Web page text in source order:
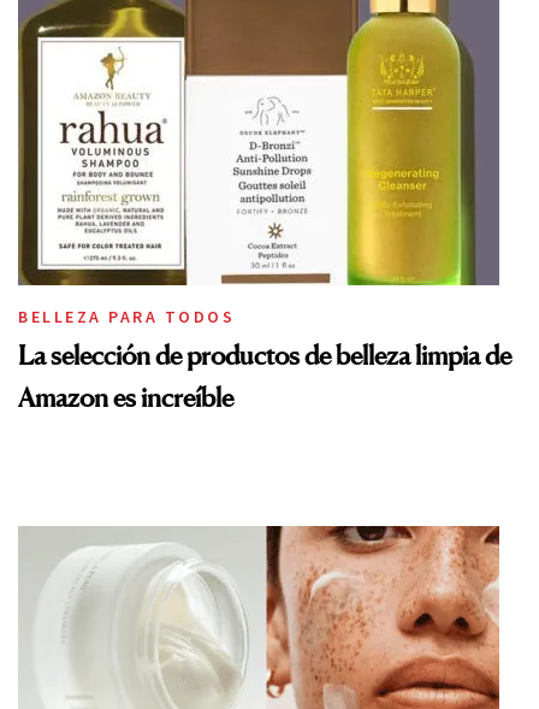
BELLEZA PARA TODOS
La selección de productos de belleza limpia de
Amazon es increíble